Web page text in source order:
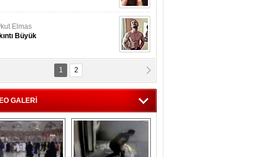
Elmas
Büyük
Akyol
...!
1 2
GALERİ